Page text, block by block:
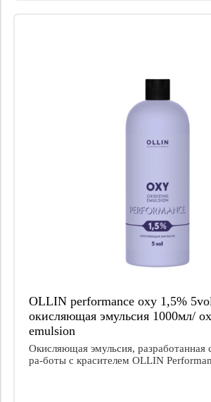
OLLIN performance oxy 1,5%
окисляющая эмульсия 1000мл/
emulsion
Окисляющая эмульсия, разработанная
ра-боты с красителем OLLIN